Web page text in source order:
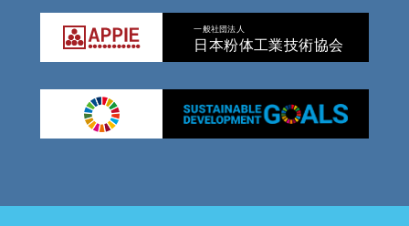
一般社団法人
日本粉体工業技術協会